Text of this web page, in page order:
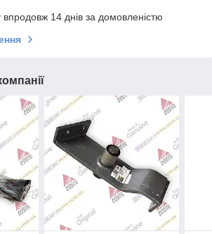
14 днів за домовленістю